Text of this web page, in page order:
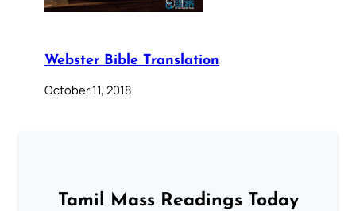
Webster Bible Translation
October 11, 2018
Tamil Mass Readings Today